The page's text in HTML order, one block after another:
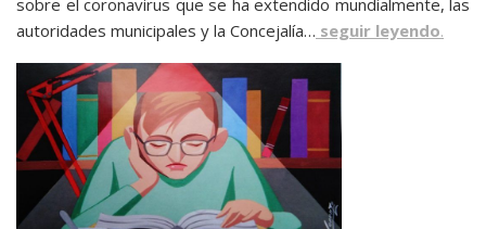
sobre el coronavirus que se ha extendido mundialmente, las
autoridades municipales y la Concejalía… seguir leyendo.